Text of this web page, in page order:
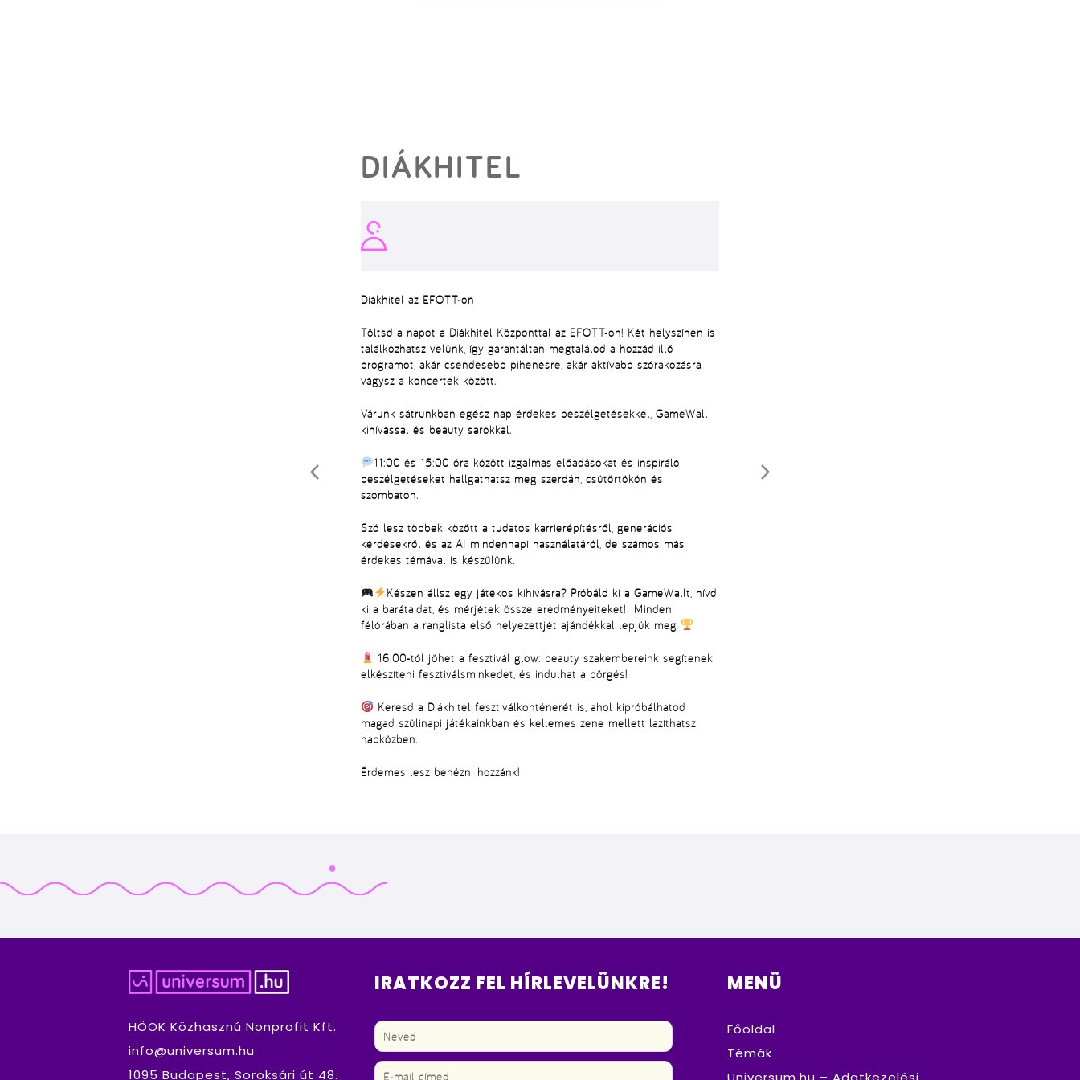
DIÁKHITEL
Diákhitel az EFOTT-on
Töltsd a napot a Diákhitel Központtal az EFOTT-on! Két helyszínen is
találkozhatsz velünk, így garantáltan megtalálod a hozzád illő
programot, akár csendesebb pihenésre, akár aktívabb szórakozásra
vágysz a koncertek között.
Várunk sátrunkban egész nap érdekes beszélgetésekkel, GameWall
kihívással és beauty sarokkal.
11:00 és 15:00 óra között izgalmas előadásokat és inspiráló
beszélgetéseket hallgathatsz meg szerdán, csütörtökön és
szombaton.
Szó lesz többek között a tudatos karrierépítésről, generációs
kérdésekről és az AI mindennapi használatáról, de számos más
érdekes témával is készülünk.
Készen állsz egy játékos kihívásra? Próbáld ki a GameWallt, hívd
ki a barátaidat, és mérjétek össze eredményeiteket! Minden
félórában a ranglista első helyezettjét ajándékkal lepjük meg
16:00-tól jöhet a fesztivál glow: beauty szakembereink segítenek
elkészíteni fesztiválsminkedet, és indulhat a pörgés!
Keresd a Diákhitel fesztiválkonténerét is, ahol kipróbálhatod
magad szülinapi játékainkban és kellemes zene mellett lazíthatsz
napközben.
Érdemes lesz benézni hozzánk!
HÖOK Közhasznú Nonprofit Kft.
info@universum.hu
1095 Budapest, Soroksári út 48.
IRATKOZZ FEL HÍRLEVELÜNKRE! MENÜ
Főoldal
Témák